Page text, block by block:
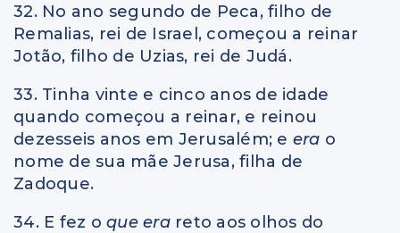
32. No ano segundo de Peca, filho de
Remalias, rei de Israel, começou a reinar
Jotão, filho de Uzias, rei de Judá.
33. Tinha vinte e cinco anos de idade
quando começou a reinar, e reinou
dezesseis anos em Jerusalém; e era o
nome de sua mãe Jerusa, filha de
Zadoque.
34. E fez o que era reto aos olhos do